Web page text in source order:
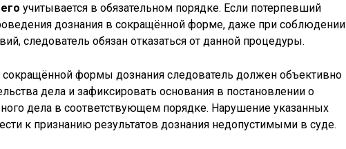
учитывается в обязательном порядке. Если потерпевший
дознания в сокращённой форме, даже при соблюдении
следователь обязан отказаться от данной процедуры.
формы дознания следователь должен объективно
дела и зафиксировать основания в постановлении о
дела в соответствующем порядке. Нарушение указанных
к признанию результатов дознания недопустимыми в суде.